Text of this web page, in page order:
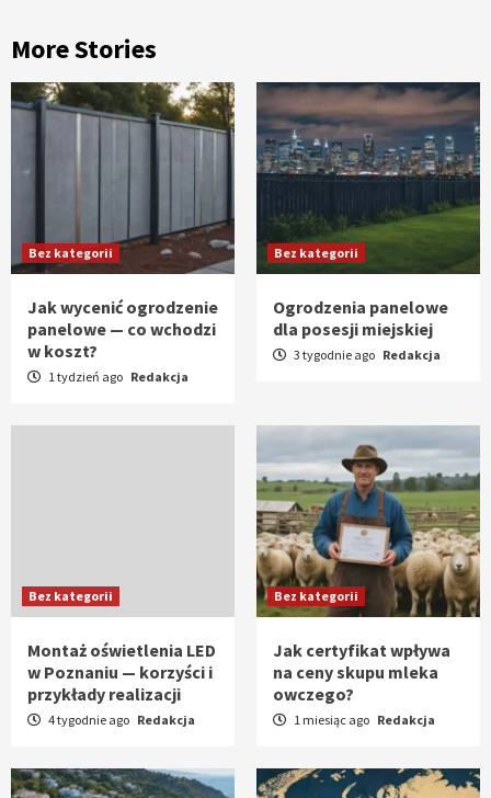
More Stories
Bez kategorii
Jak wycenić ogrodzenie
panelowe — co wchodzi
w koszt?
1 tydzień ago Redakcja
Bez kategorii
Ogrodzenia panelowe
dla posesji miejskiej
3 tygodnie ago Redakcja
Bez kategorii
Montaż oświetlenia LED
w Poznaniu — korzyści i
przykłady realizacji
4 tygodnie ago Redakcja
Bez kategorii
Jak certyfikat wpływa
na ceny skupu mleka
owczego?
1 miesiąc ago Redakcja